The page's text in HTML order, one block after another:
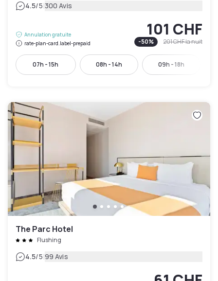
4.5/5|300 Avis
Annulation gratuite
rate-plan-card.label-prepaid
101 CHF
-50% 201 CHFla nuit
07h - 15h 08h - 14h 09h - 18h
The Parc Hotel
Flushing
4.5/5|99 Avis